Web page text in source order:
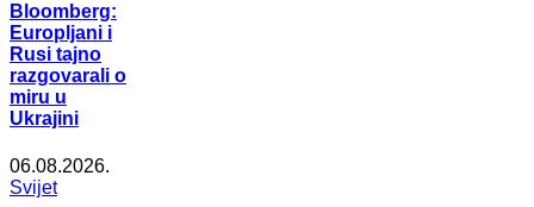
Bloomberg:
Europljani i
Rusi tajno
razgovarali o
miru u
Ukrajini
06.08.2026.
Svijet